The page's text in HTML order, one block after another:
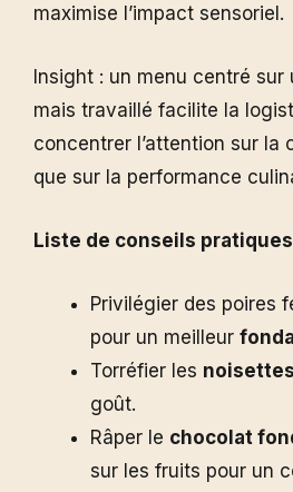
maximise l’impact sensoriel.
Insight : un menu centré sur
mais travaillé facilite la
concentrer l’attention sur la
que sur la performance
Liste de conseils
Privilégier des poires
pour un meilleur
Torréfier les noisettes
goût.
Râper le chocolat
sur les fruits pour un